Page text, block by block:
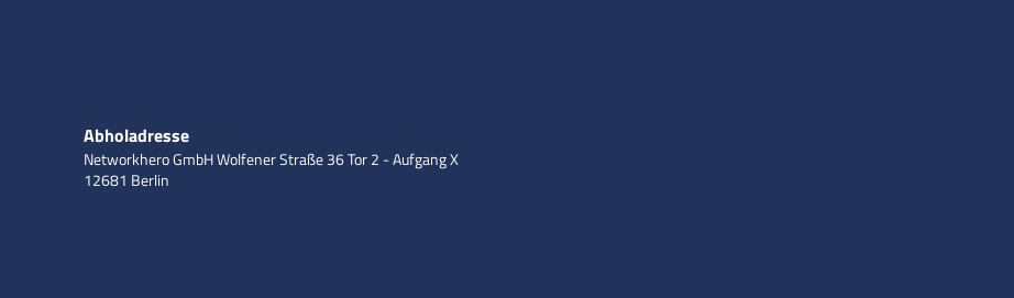
Abholadresse
Networkhero GmbHWolfener Straße 36Tor 2 - Aufgang X
12681 Berlin